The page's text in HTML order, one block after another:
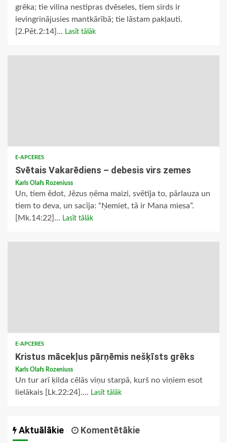
grēka; tie vilina nestipras dvēseles, tiem sirds ir
ievingrinājusies mantkārībā; tie lāstam pakļauti.
[2.Pēt.2:14]... Lasīt tālāk
E-APCERES
Svētais Vakarēdiens – debesis virs zemes
Karls Olafs Rozeniuss
Un, tiem ēdot, Jēzus ņēma maizi, svētīja to, pārlauza un
tiem to deva, un sacīja: “Ņemiet, tā ir Mana miesa”.
[Mk.14:22]... Lasīt tālāk
E-APCERES
Kristus mācekļus pārņēmis nešķīsts grēks
Karls Olafs Rozeniuss
Un tur arī ķilda cēlās viņu starpā, kurš no viņiem esot
lielākais [Lk.22:24].... Lasīt tālāk
Aktuālākie Komentētākie